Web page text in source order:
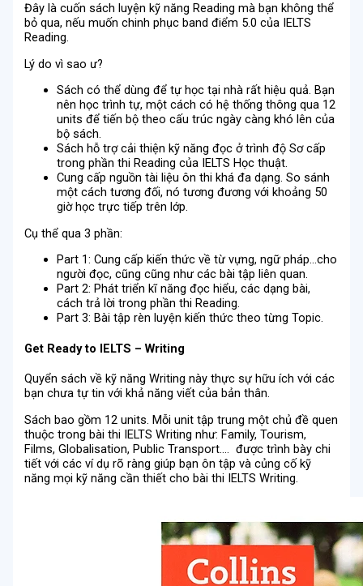
Đây là cuốn sách luyện kỹ năng Reading mà bạn không thể
bỏ qua, nếu muốn chinh phục band điểm 5.0 của IELTS
Reading.
Lý do vì sao ư?
Sách có thể dùng để tự học tại nhà rất hiệu quả. Bạn
nên học trình tự, một cách có hệ thống thông qua 12
units để tiến bộ theo cấu trúc ngày càng khó lên của
bộ sách.
Sách hỗ trợ cải thiện kỹ năng đọc ở trình độ Sơ cấp
trong phần thi Reading của IELTS Học thuật.
Cung cấp nguồn tài liệu ôn thi khá đa dạng. So sánh
một cách tương đối, nó tương đương với khoảng 50
giờ học trực tiếp trên lớp.
Cụ thể qua 3 phần:
Part 1: Cung cấp kiến thức về từ vựng, ngữ pháp…cho
người đọc, cũng cũng như các bài tập liên quan.
Part 2: Phát triển kĩ năng đọc hiểu, các dạng bài,
cách trả lời trong phần thi Reading.
Part 3: Bài tập rèn luyện kiến thức theo từng Topic.
Get Ready to IELTS – Writing
Quyển sách về kỹ năng Writing này thực sự hữu ích với các
bạn chưa tự tin với khả năng viết của bản thân.
Sách bao gồm 12 units. Mỗi unit tập trung một chủ đề quen
thuộc trong bài thi IELTS Writing như: Family, Tourism,
Films, Globalisation, Public Transport…. được trình bày chi
tiết với các ví dụ rõ ràng giúp bạn ôn tập và củng cố kỹ
năng mọi kỹ năng cần thiết cho bài thi IELTS Writing.